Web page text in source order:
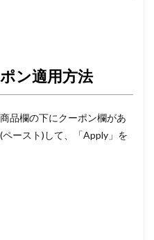
ン適用方法
品欄の下にクーポン欄があ
ースト)して、「Apply」を